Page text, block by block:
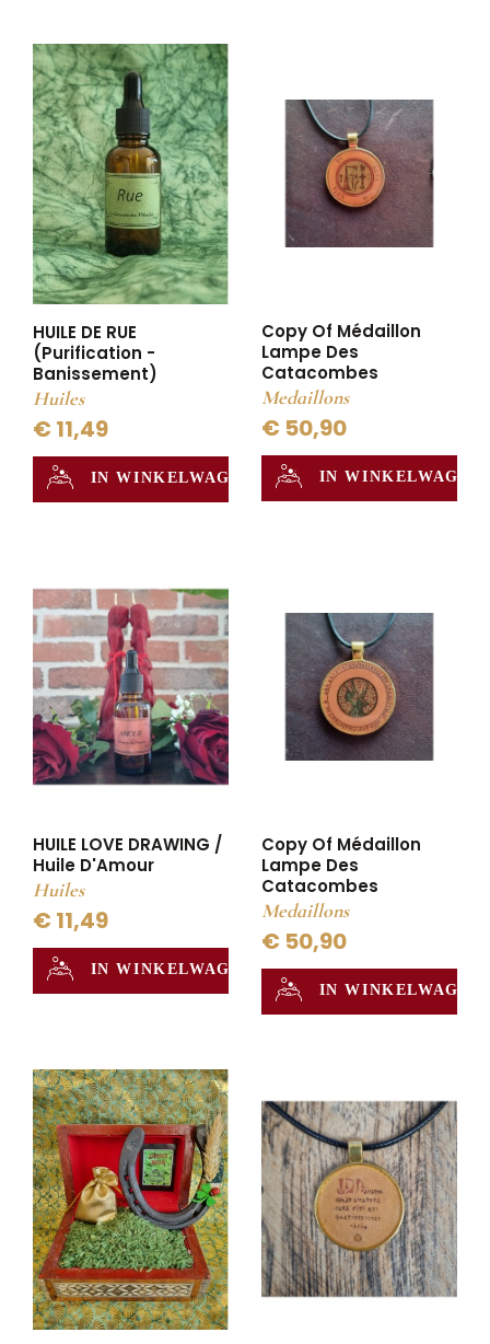
HUILE DE RUE
(Purification -
Banissement)
Huiles
€ 11,49
IN WINKELWAGEN
Copy Of Médaillon
Lampe Des
Catacombes
Medaillons
€ 50,90
IN WINKELWAGEN
HUILE LOVE DRAWING /
Huile D'Amour
Huiles
€ 11,49
IN WINKELWAGEN
Copy Of Médaillon
Lampe Des
Catacombes
Medaillons
€ 50,90
IN WINKELWAGEN